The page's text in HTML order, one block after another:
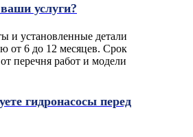
услуги?
и установленные детали
от 6 до 12 месяцев. Срок
перечня работ и модели
гидронасосы перед